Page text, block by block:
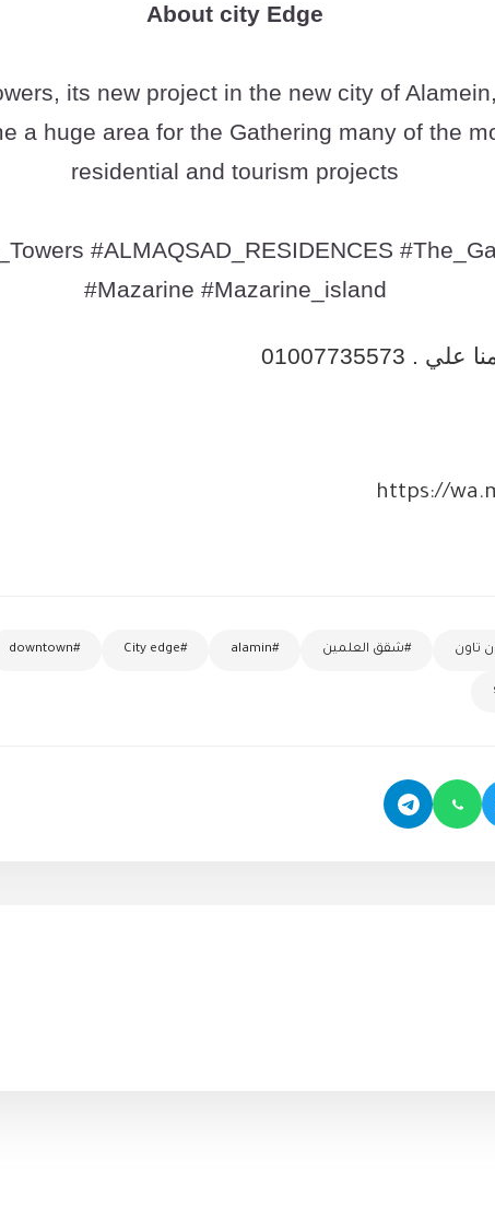
About city Edge
its new project in the new city of
a huge area for the Gathering many of the
residential and tourism projects
#ALMAQSAD_RESIDENCES
#Mazarine #Mazarine_island
https://
تاون #شقق العلمين #alamin
#City edge
#downtown